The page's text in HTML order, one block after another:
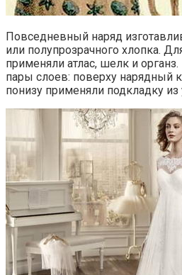
Повседневный наряд
или полупрозрачного хлопка.
применяли атлас, шелк и органз.
пары слоев: поверху нарядный
понизу применяли подкладку из